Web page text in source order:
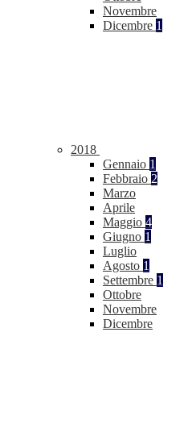
Novembre
Dicembre 1
2018
Gennaio 1
Febbraio 2
Marzo
Aprile
Maggio 4
Giugno 1
Luglio
Agosto 1
Settembre 1
Ottobre
Novembre
Dicembre